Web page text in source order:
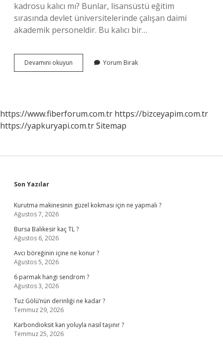
kadrosu kalıcı mı? Bunlar, lisansüstü eğitim
sırasında devlet üniversitelerinde çalışan daimi
akademik personeldir. Bu kalıcı bir…
Devamını okuyun Araştırma
Görevlisi
Yorum Bırak
https://www.fiberforum.com.tr https://bizceyapim.com.tr
https://yapkuryapi.com.trSitemap
Sidebar
Son Yazılar
Kurutma makinesinin güzel kokması için ne yapmalı ?
Ağustos 7, 2026
Bursa Balıkesir kaç TL ?
Ağustos 6, 2026
Avcı böreğinin içine ne konur ?
Ağustos 5, 2026
6 parmak hangi sendrom ?
Ağustos 3, 2026
Tuz Gölü’nün derinliği ne kadar ?
Temmuz 29, 2026
Karbondioksit kan yoluyla nasıl taşınır ?
Temmuz 25, 2026